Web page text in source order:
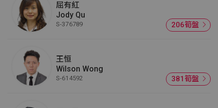
屈有紅
Jody Qu
S-376789 206筍盤
王恒
Wilson Wong
S-614592 381筍盤